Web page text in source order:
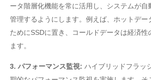
ータ階層化機能を常に活用し、システムが自
管理するようにします。例えば、ホットデー
ためにSSDに置き、コールドデータは経済性
ます。
3. パフォーマンス監視: ハイブリッドフラッ